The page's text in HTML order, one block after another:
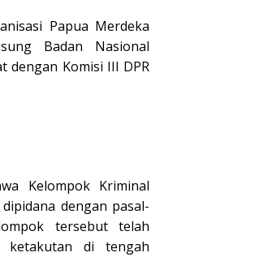
Papua Merdeka
Badan Nasional
dengan Komisi III DPR
Kelompok Kriminal
dengan pasal-
tersebut telah
ketakutan di tengah